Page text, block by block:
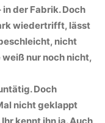
der Fabrik. Doch
wiedertrifft, lässt
nicht
nur noch nicht,
Doch
nicht geklappt